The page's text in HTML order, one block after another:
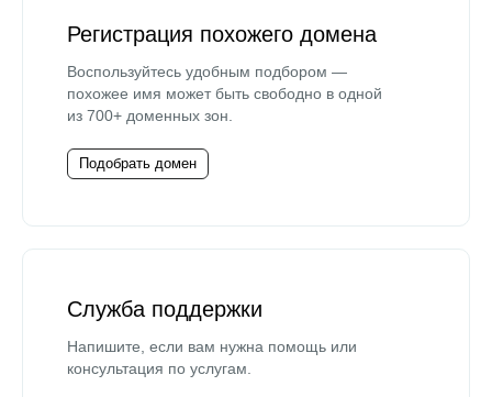
Регистрация похожего домена
Воспользуйтесь удобным подбором —
похожее имя может быть свободно в одной
из 700+ доменных зон.
Подобрать домен
Служба поддержки
Напишите, если вам нужна помощь или
консультация по услугам.